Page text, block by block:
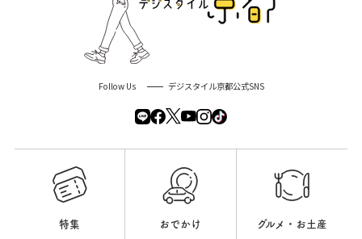
Follow Us デジスタイル京都公式SNS
特集 おでかけ グルメ・お土産